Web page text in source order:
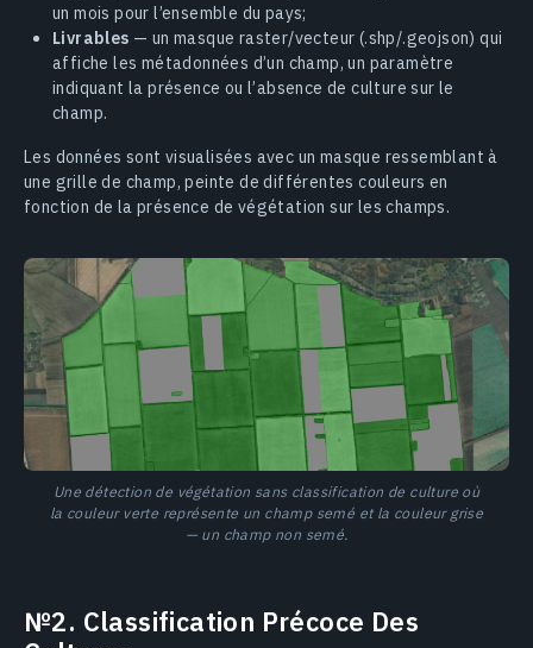
un mois pour l’ensemble du pays;
Livrables — un masque raster/vecteur (.shp/.geojson) qui
affiche les métadonnées d’un champ, un paramètre
indiquant la présence ou l’absence de culture sur le
champ.
Les données sont visualisées avec un masque ressemblant à
une grille de champ, peinte de différentes couleurs en
fonction de la présence de végétation sur les champs.
Une détection de végétation sans classification de culture où
la couleur verte représente un champ semé et la couleur grise
— un champ non semé.
№2. Classification Précoce Des